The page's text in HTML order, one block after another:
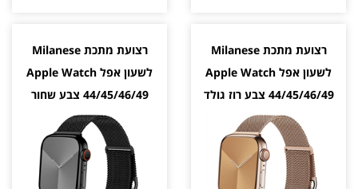
רצועת מתכת Milanese
לשעון אפל Apple Watch
44/45/46/49 צבע רוז גולד
Rose Gold
רצועת מתכת Milanese
לשעון אפל Apple Watch
44/45/46/49 צבע שחור
Black